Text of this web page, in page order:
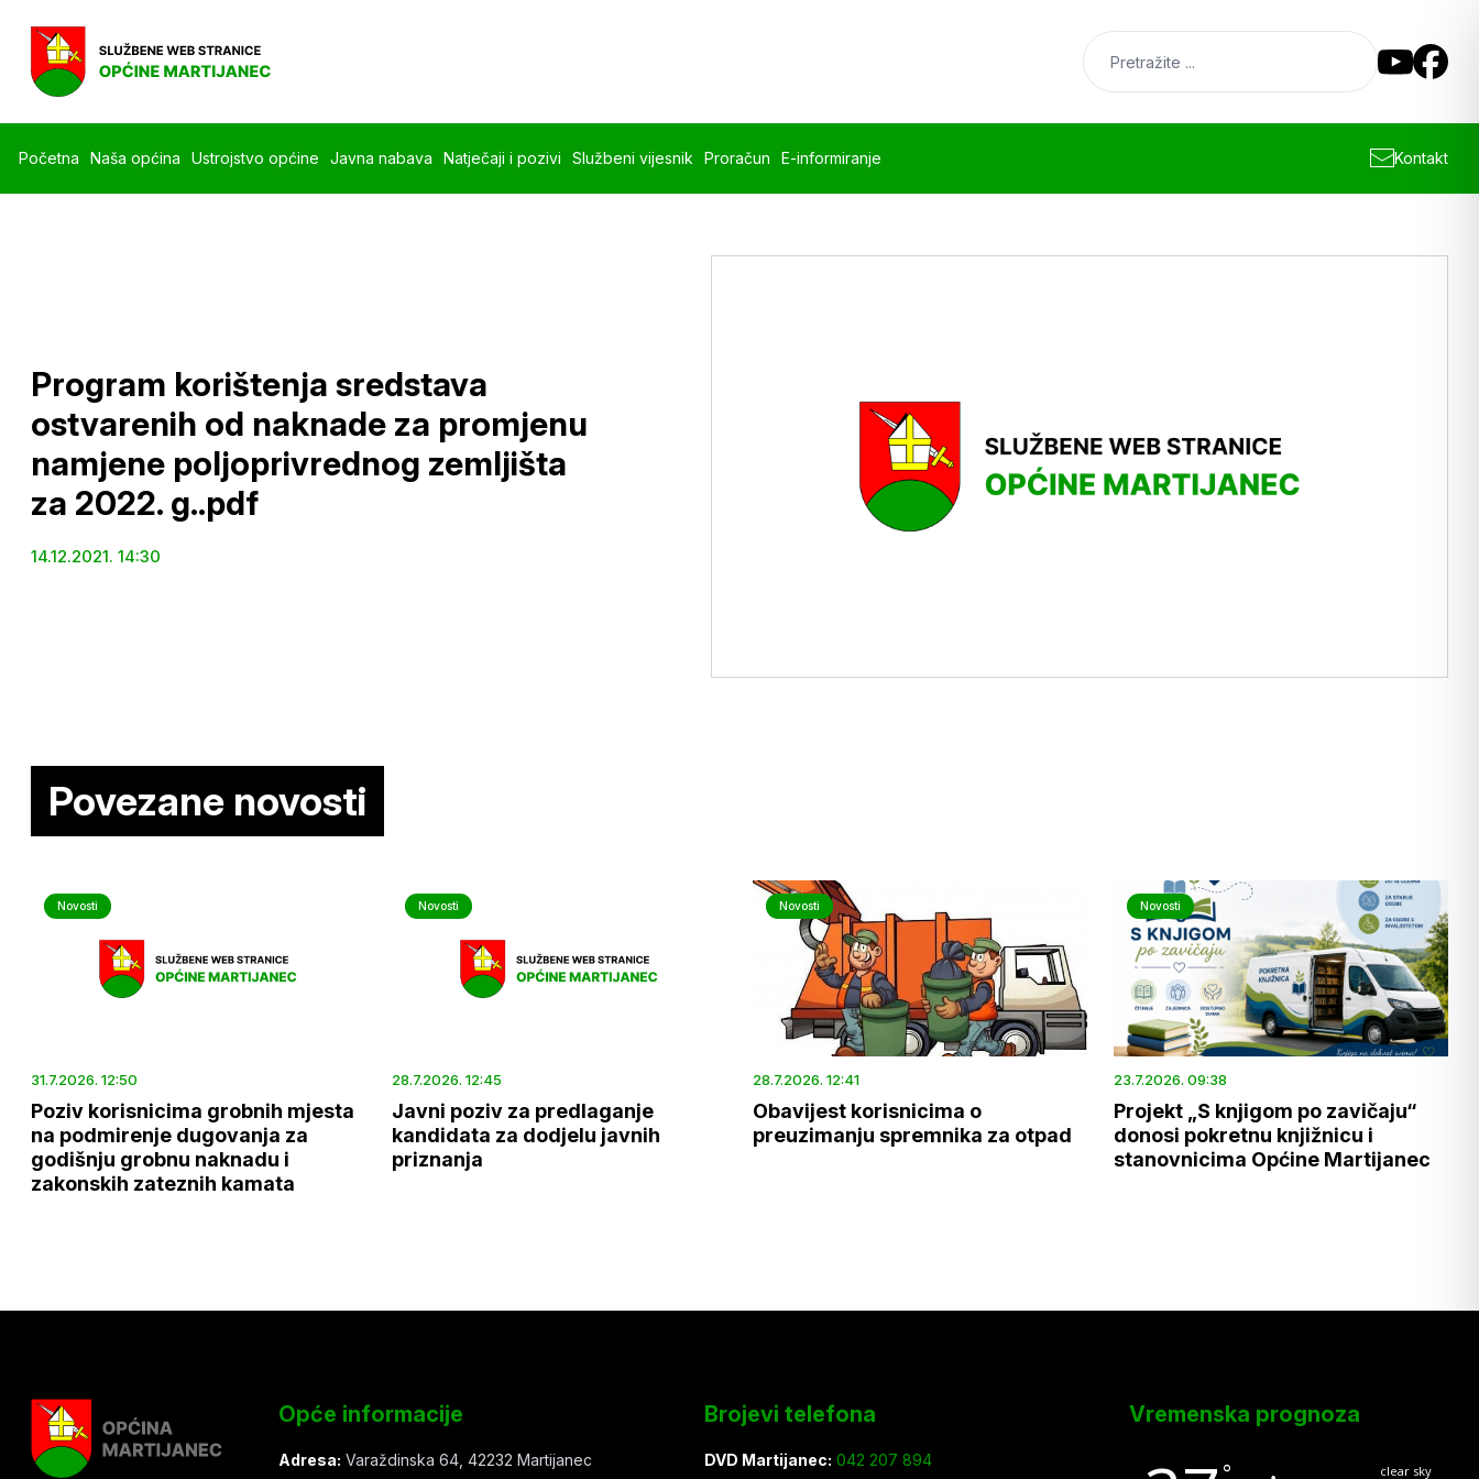
Početna Naša općina Ustrojstvo općine Javna nabava Natječaji i pozivi Službeni vijesnik Proračun E-informiranje Kontakt
Program korištenja sredstava
ostvarenih od naknade za promjenu
namjene poljoprivrednog zemljišta
za 2022. g..pdf
14.12.2021. 14:30
Povezane novosti
Novosti
31.7.2026. 12:50
Poziv korisnicima grobnih mjesta
na podmirenje dugovanja za
godišnju grobnu naknadu i
zakonskih zateznih kamata
Novosti
28.7.2026. 12:45
Javni poziv za predlaganje
kandidata za dodjelu javnih
priznanja
Novosti
28.7.2026. 12:41
Obavijest korisnicima o
preuzimanju spremnika za otpad
Novosti
23.7.2026. 09:38
Projekt „S knjigom po zavičaju“
donosi pokretnu knjižnicu i
stanovnicima Općine Martijanec
Opće informacije
Adresa: Varaždinska 64, 42232 Martijanec
Brojevi telefona
DVD Martijanec: 042 207 894
Vremenska prognoza
° clear sky